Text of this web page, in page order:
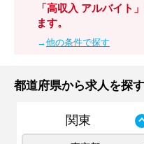
「高収入 アルバイト
ます。
→他の条件で探す
都道府県から求人を探す
関東